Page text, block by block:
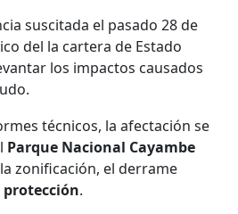
suscitada el pasado 28 de
del la cartera de Estado
los impactos causados
técnicos, la afectación se
Parque Nacional Cayambe
zonificación, el derrame
protección.